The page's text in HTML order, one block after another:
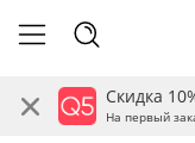
Скидка
На первый